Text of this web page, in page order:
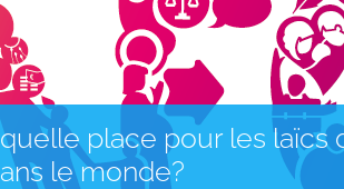
place pour les laïcs
le monde?